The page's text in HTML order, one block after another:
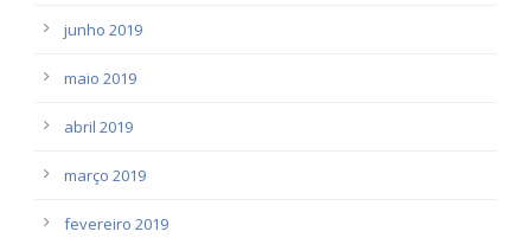
junho 2019
maio 2019
abril 2019
março 2019
fevereiro 2019